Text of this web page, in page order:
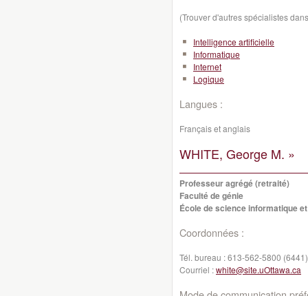
(Trouver d'autres spécialistes
Intelligence artificielle
Informatique
Internet
Logique
Langues :
Français et anglais
WHITE, George M. »
Professeur agrégé (retraité)
Faculté de génie
École de science informatique
Coordonnées :
Tél. bureau :613-562-5800 (6441)
Courriel :white@site.uOttawa.ca